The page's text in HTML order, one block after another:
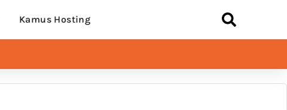
Kamus Hosting